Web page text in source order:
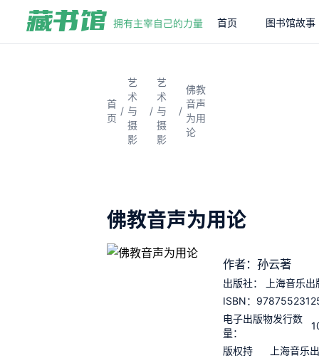
首页 图书馆故事
首
页
/
艺
术
与
摄
影
/
艺
术
与
摄
影
/
佛教
音声
为用
论
佛教音声为用论
作者：孙云著
出版社：
上海音乐出
ISBN：
电子出版物发行数
量：
版权持
上海音乐